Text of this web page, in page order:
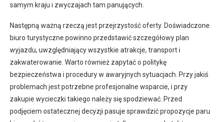
samym kraju i zwyczajach tam panujących.
Następną ważną rzeczą jest przejrzystość oferty. Doświadczone
biuro turystyczne powinno przedstawić szczegółowy plan
wyjazdu, uwzględniający wszystkie atrakcje, transport i
zakwaterowanie. Warto również zapytać o politykę
bezpieczeństwa i procedury w awaryjnych sytuacjach. Przy jakiś
problemach jest potrzebne profesjonalne wsparcie, i przy
zakupie wycieczki takiego należy się spodziewać. Przed
podjęciem ostatecznej decyzji pasuje sprawdzić propozycje paru